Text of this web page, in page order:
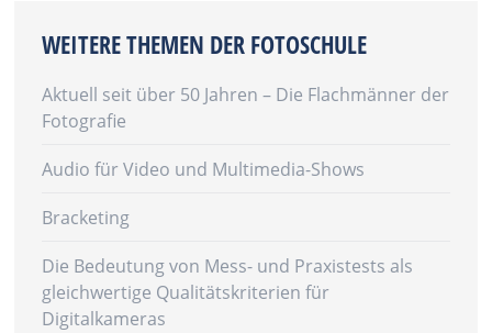
WEITERE THEMEN DER FOTOSCHULE
Aktuell seit über 50 Jahren – Die Flachmänner der
Fotografie
Audio für Video und Multimedia-Shows
Bracketing
Die Bedeutung von Mess- und Praxistests als
gleichwertige Qualitätskriterien für
Digitalkameras